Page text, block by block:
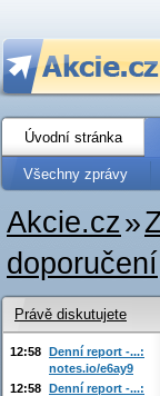
Úvodní stránka
Všechny zprávy
Akcie.cz»
doporučení
Právě diskutujete
12:58 Denní report -...:
notes.io/e6ay9
12:58 Denní report -...: